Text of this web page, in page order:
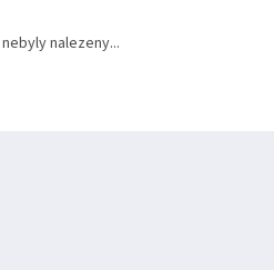
nebyly nalezeny...